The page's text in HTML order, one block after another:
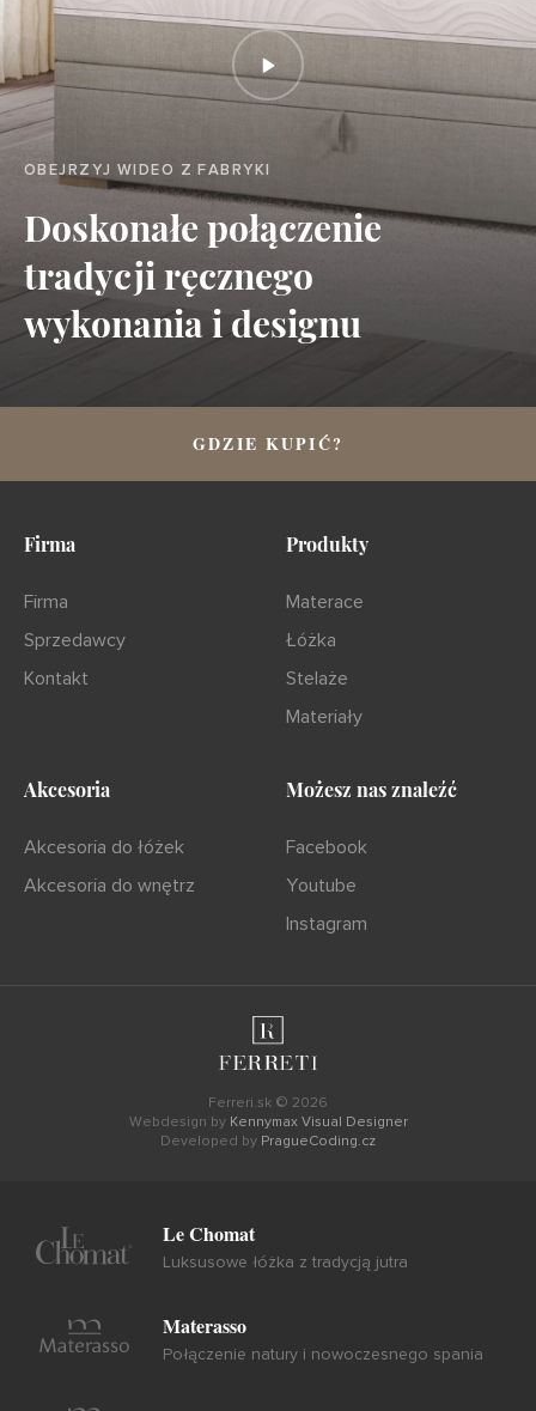
OBEJRZYJ WIDEO Z FABRYKI
Doskonałe połączenie
tradycji ręcznego
wykonania i designu
GDZIE KUPIĆ?
Firma
Firma
Sprzedawcy
Kontakt
Produkty
Materace
Łóżka
Stelaże
Materiały
Akcesoria
Akcesoria do łóżek
Akcesoria do wnętrz
Możesz nas znaleźć
Facebook
Youtube
Instagram
Ferreri.sk © 2026
Webdesign by Kennymax Visual Designer
Developed by PragueCoding.cz
Le Chomat
Luksusowe łóżka z tradycją jutra
Materasso
Połączenie natury i nowoczesnego spania